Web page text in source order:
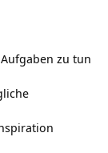
zu tun